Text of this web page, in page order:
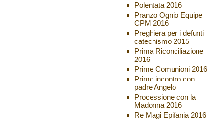
Polentata 2016
Pranzo Ognio Equipe
CPM 2016
Preghiera per i defunti
catechismo 2015
Prima Riconciliazione
2016
Prime Comunioni 2016
Primo incontro con
padre Angelo
Processione con la
Madonna 2016
Re Magi Epifania 2016